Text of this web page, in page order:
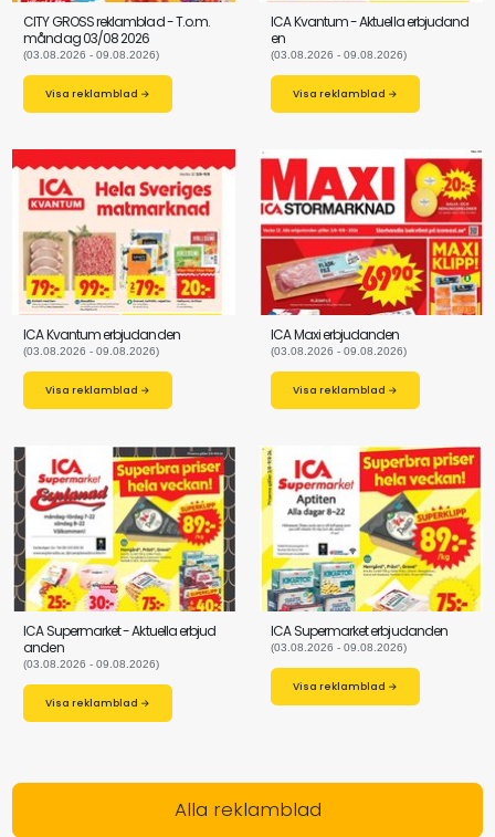
CITY GROSS reklamblad - T.o.m.
måndag 03/08 2026
(03.08.2026 - 09.08.2026)
Visa reklamblad →
ICA Kvantum - Aktuella erbjudand
en
(03.08.2026 - 09.08.2026)
Visa reklamblad →
ICA Kvantum erbjudanden
(03.08.2026 - 09.08.2026)
Visa reklamblad →
ICA Maxi erbjudanden
(03.08.2026 - 09.08.2026)
Visa reklamblad →
ICA Supermarket - Aktuella erbjud
anden
(03.08.2026 - 09.08.2026)
Visa reklamblad →
ICA Supermarket erbjudanden
(03.08.2026 - 09.08.2026)
Visa reklamblad →
Alla reklamblad